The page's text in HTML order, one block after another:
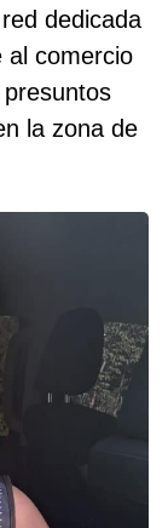
dedicada
al comercio
la zona de